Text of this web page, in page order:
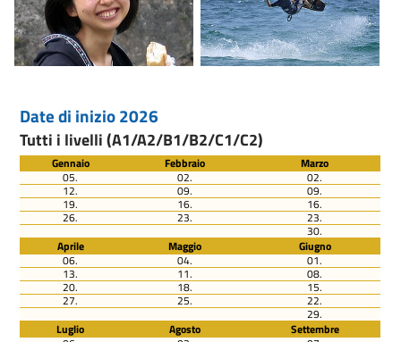
Date di inizio 2026
Tutti i livelli (A1/A2/B1/B2/C1/C2)
Gennaio Febbraio
Marzo
05.
02. 02.
12. 09. 09.
19. 16. 16.
26. 23. 23.
30.
Aprile
Maggio
Giugno
06.
04. 01.
13. 11. 08.
20. 18. 15.
27. 25. 22.
29.
Luglio
Agosto
Settembre